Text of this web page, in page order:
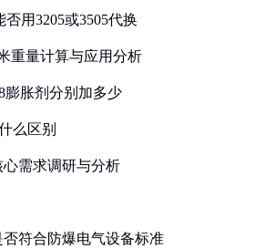
用3205或3505代换
重量计算与应用分析
膨胀剂分别加多少
么区别
需求调研与分析
符合防爆电气设备标准